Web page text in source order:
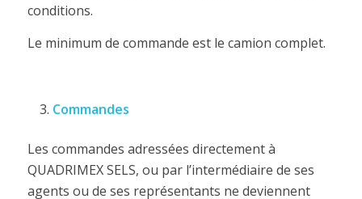
conditions.
Le minimum de commande est le camion complet.
Commandes
Les commandes adressées directement à
QUADRIMEX SELS, ou par l’intermédiaire de ses
agents ou de ses représentants ne deviennent